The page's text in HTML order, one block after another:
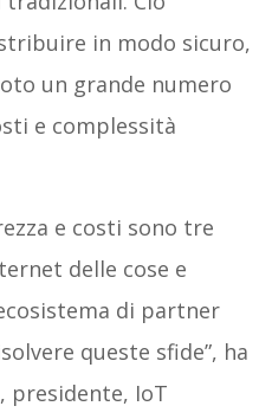
in modo sicuro,
un grande numero
e complessità
e costi sono tre
delle cose e
di partner
queste sfide”, ha
presidente, IoT